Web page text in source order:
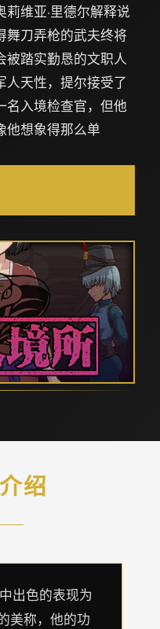
维亚·里德尔解释说
舞刀弄枪的武夫终将
被踏实勤恳的文职人
人天性，提尔接受了
名入境检查官，但他
他想象得那么单
绍
出色的表现为
美称，他的功